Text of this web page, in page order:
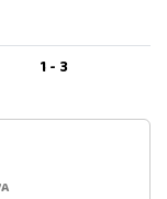
1 - 3